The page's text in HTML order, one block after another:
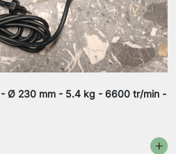
- Ø 230 mm - 5.4 kg - 6600 tr/min -